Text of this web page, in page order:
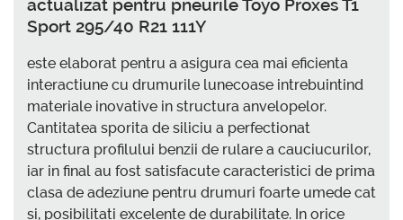
actualizat pentru pneurile Toyo Proxes T1
Sport 295/40 R21 111Y
este elaborat pentru a asigura cea mai eficienta
interactiune cu drumurile lunecoase intrebuintind
materiale inovative in structura anvelopelor.
Cantitatea sporita de siliciu a perfectionat
structura profilului benzii de rulare a cauciucurilor,
iar in final au fost satisfacute caracteristici de prima
clasa de adeziune pentru drumuri foarte umede cat
si, posibilitati excelente de durabilitate. In orice